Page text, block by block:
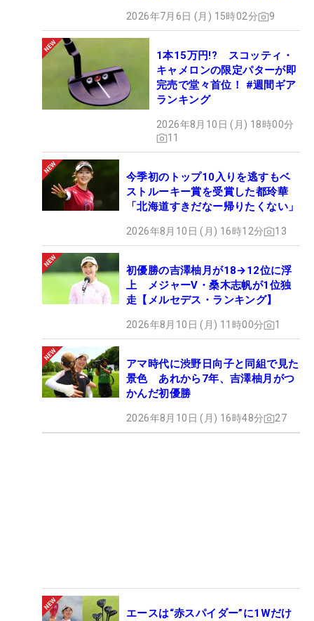
金谷のボールには『JKG』という3文字のロゴが入
っているが、これは『Just keep going』の略。“前
進あるのみ”で後ろは振り返らないという金谷のゴル
フに対する姿勢を表しているが、クラブだけは前進
してない!?
【金谷拓実の優勝クラブセッティング 】
1W：ピン G410 PLUS（9度/THE ATTAS 6X）
3W：ピン G410 LST（14.5度/THE ATTAS 6X）
3U：ピン G410（19度/ATTAS HY IP BLUE 95S）
5I：ピン G710（21.5度/AMT ツアーホワイト
5I〜W：ピン i230（AMT ツアーホワイト X100）
52,58,60度：ピン GLIDE フォージドプロ（AMT ツ
アーホワイト X100）
PT：ピン SIGMA2 ARNA
BALL：ブリヂストン TOUR B X
2026年7月6日 (月) 15時02分 9
1本15万円!? スコッティ・
キャメロンの限定パターが即
完売で堂々首位！ #週間ギア
ランキング
2026年8月10日 (月) 18時00分
11
今季初のトップ10入りを逃すもベ
ストルーキー賞を受賞した都玲華
「北海道すきだなー帰りたくない」
2026年8月10日 (月) 16時12分 13
初優勝の吉澤柚月が18→12位に浮
上 メジャーV・桑木志帆が1位独
走【メルセデス・ランキング】
2026年8月10日 (月) 11時00分 1
アマ時代に渋野日向子と同組で見た
景色 あれから7年、吉澤柚月がつ
かんだ初優勝
2026年8月10日 (月) 16時48分 27
エースは“赤スパイダー”に1Wだけ